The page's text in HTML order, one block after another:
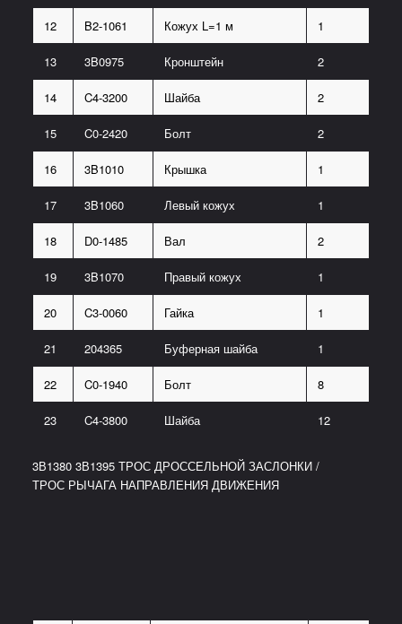
12 B2-1061 Кожух L=1 м 1
13 3B0975 Кронштейн 2
14 C4-3200 Шайба 2
15 C0-2420 Болт 2
16 3B1010 Крышка 1
17 3B1060 Левый кожух 1
18 D0-1485 Вал 2
19 3B1070 Правый кожух 1
20 C3-0060 Гайка 1
21 204365 Буферная шайба 1
22 C0-1940 Болт 8
23 C4-3800 Шайба 12
3В1380 3В1395 ТРОС ДРОССЕЛЬНОЙ ЗАСЛОНКИ /
ТРОС РЫЧАГА НАПРАВЛЕНИЯ ДВИЖЕНИЯ